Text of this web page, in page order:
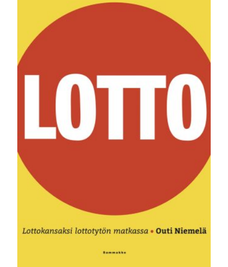
33,00 €. 24,90 €.